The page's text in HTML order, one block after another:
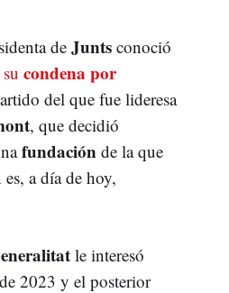
de Junts conoció
condena por
del que fue lideresa
, que decidió
fundación de la que
a día de hoy,
le interesó
2023 y el posterior